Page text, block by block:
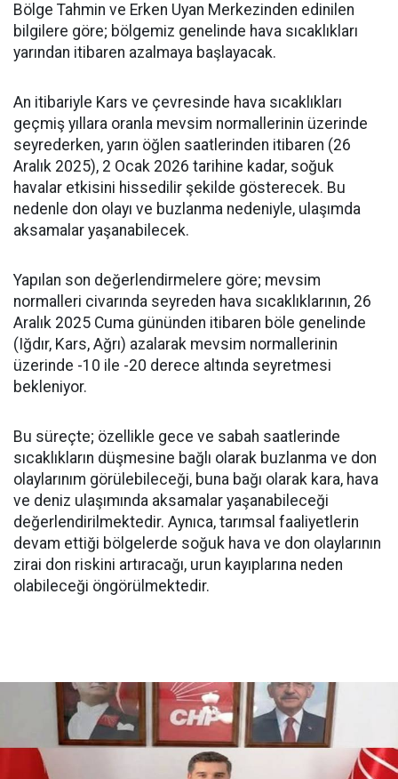
Bölge Tahmin ve Erken Uyan Merkezinden edinilen
bilgilere göre; bölgemiz genelinde hava sıcaklıkları
yarından itibaren azalmaya başlayacak.
An itibariyle Kars ve çevresinde hava sıcaklıkları
geçmiş yıllara oranla mevsim normallerinin üzerinde
seyrederken, yarın öğlen saatlerinden itibaren (26
Aralık 2025), 2 Ocak 2026 tarihine kadar, soğuk
havalar etkisini hissedilir şekilde gösterecek. Bu
nedenle don olayı ve buzlanma nedeniyle, ulaşımda
aksamalar yaşanabilecek.
Yapılan son değerlendirmelere göre; mevsim
normalleri civarında seyreden hava sıcaklıklarının, 26
Aralık 2025 Cuma gününden itibaren böle genelinde
(Iğdır, Kars, Ağrı) azalarak mevsim normallerinin
üzerinde -10 ile -20 derece altında seyretmesi
bekleniyor.
Bu süreçte; özellikle gece ve sabah saatlerinde
sıcaklıkların düşmesine bağlı olarak buzlanma ve don
olaylarınım görülebileceği, buna bağı olarak kara, hava
ve deniz ulaşımında aksamalar yaşanabileceği
değerlendirilmektedir. Aynıca, tarımsal faaliyetlerin
devam ettiği bölgelerde soğuk hava ve don olaylarının
zirai don riskini artıracağı, urun kayıplarına neden
olabileceği öngörülmektedir.